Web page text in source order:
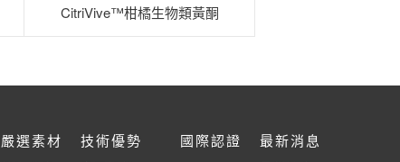
CitriVive™柑橘生物類黃酮
嚴選素材 技術優勢 國際認證 最新消息